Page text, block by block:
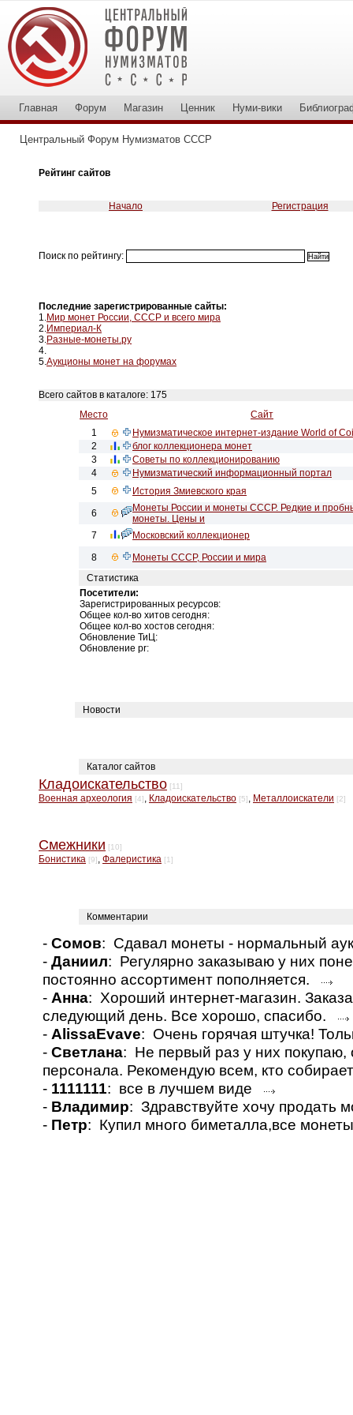
Главная Форум Магазин Ценник Нуми-вики
Центральный Форум Нумизматов СССР
Рейтинг сайтов
Начало Регистрация
Поиск по рейтингу:
Последние зарегистрированные сайты:
1.Мир монет России, СССР и всего мира
2.Империал-К
3.Разные-монеты.ру
4.
5.Аукционы монет на форумах
Всего сайтов в каталоге: 175
Место
Сайт
1
Нумизматическое интернет-издание World of
2
блог коллекционера монет
3
Советы по коллекционированию
4
Нумизматический информационный портал
5
История Змиевского края
6
Монеты России и монеты СССР. Редкие и
монеты. Цены и
7
Московский коллекционер
8
Монеты СССР, России и мира
Статистика
Посетители:
Зарегистрированных ресурсов:
Общее кол-во хитов сегодня:
Общее кол-во хостов сегодня:
Обновление ТиЦ:
Обновление pr:
Новости
Каталог сайтов
Кладоискательство [11]
Военная археология [4], Кладоискательство [5], Металлоискатели [2]
Смежники [10]
Бонистика [9], Фалеристика [1]
Комментарии
- Сомов: Сдавал монеты - нормальный
- Даниил: Регулярно заказываю у них
постоянно ассортимент пополняется.
- Анна: Хороший интернет-магазин.
следующий день. Все хорошо, спасибо.
- AlissaEvave: Очень горячая штучка!
- Светлана: Не первый раз у них
персонала. Рекомендую всем, кто
- 1111111: все в лучшем виде
- Владимир: Здравствуйте хочу продать
- Петр: Купил много биметалла,все